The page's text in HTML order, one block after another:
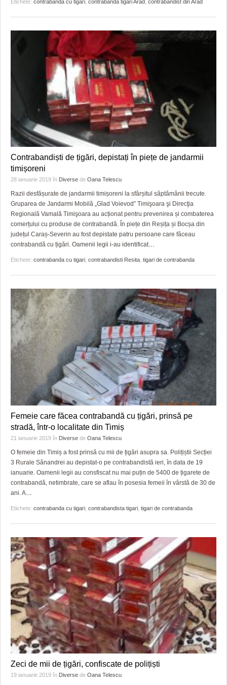
Etichete: contrabanda cu tigari contrabanda tigari Arad contrabandist din Arad
Contrabandiști de țigări, depistați în piețe de jandarmii
timișoreni
28 ianuarie 2019 în Diverse de Oana Telescu
Razii desfășurate de jandarmii timișoreni la sfârșitul săptămânii trecute.
Gruparea de Jandarmi Mobilă „Glad Voievod” Timişoara şi Direcţia
Regională Vamală Timişoara au acționat pentru prevenirea și combaterea
comerțului cu produse de contrabandă. În piețe din Reșița și Bocșa din
județul Caraș-Severin au fost depistate patru persoane care făceau
contrabandă cu țigări. Oamenii legii i-au identificat…
Etichete: contrabanda cu tigari contrabandisti Resita tigari de contrabanda
Femeie care făcea contrabandă cu țigări, prinsă pe
stradă, într-o localitate din Timiș
21 ianuarie 2019 în Diverse de Oana Telescu
O femeie din Timiș a fost prinsă cu mii de țigări asupra sa. Polițiștii Secției
3 Rurale Sânandrei au depistat-o pe contrabandistă ieri, în data de 19
ianuarie. Oamenii legii au consfiscat nu mai puțin de 5400 de țigarete de
contrabandă, netimbrate, care se aflau în posesia femeii în vârstă de 30 de
ani. A
Etichete: contrabanda cu tigari contrabandista tigari tigari de contrabanda
Zeci de mii de țigări, confiscate de polițiști
19 ianuarie 2019 în Diverse de Oana Telescu